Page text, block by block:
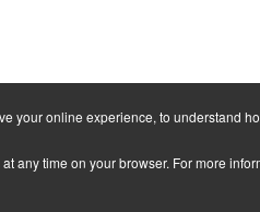
your online experience, to understand
any time on your browser. For more